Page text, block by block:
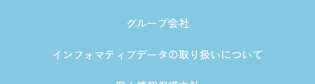
グループ会社
インフォマティブデータの取り扱いについて